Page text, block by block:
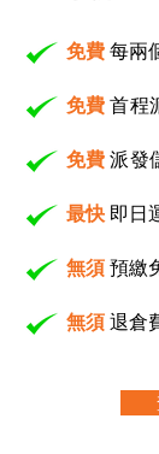
免費 每兩
免費 首程
免費 派發
​最快 即日
無須 預繳
無須 退倉